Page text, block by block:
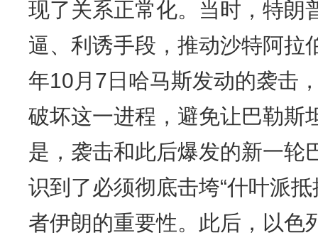
现了关系正常化。当时，特朗
逼、利诱手段，推动沙特阿拉
年10月7日哈马斯发动的袭击
破坏这一进程，避免让巴勒斯
是，袭击和此后爆发的新一轮
识到了必须彻底击垮“什叶派
者伊朗的重要性。此后，以色